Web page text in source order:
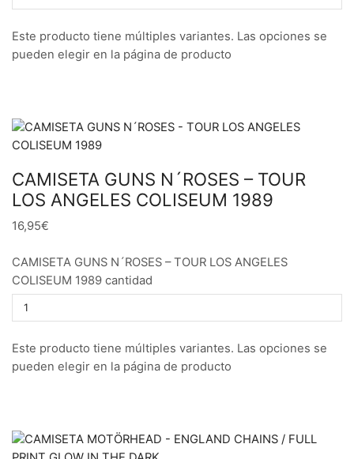
Este producto tiene múltiples variantes. Las opciones se
pueden elegir en la página de producto
CAMISETA GUNS N´ROSES – TOUR
LOS ANGELES COLISEUM 1989
16,95€
CAMISETA GUNS N´ROSES – TOUR LOS ANGELES
COLISEUM 1989 cantidad
Este producto tiene múltiples variantes. Las opciones se
pueden elegir en la página de producto